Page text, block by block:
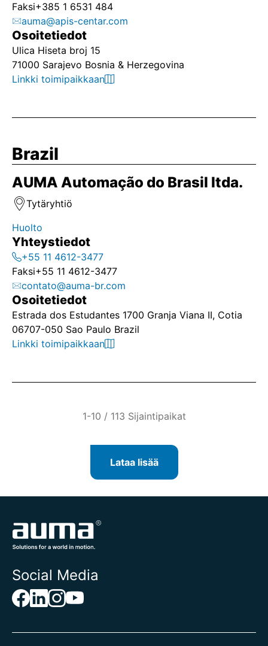
Faksi+385 1 6531 484
auma@apis-centar.com
Osoitetiedot
Ulica Hiseta broj 15
71000 Sarajevo Bosnia & Herzegovina
Linkki toimipaikkaan
Brazil
AUMA Automação do Brasil ltda.
Tytäryhtiö
Huolto
Yhteystiedot
+55 11 4612-3477
Faksi+55 11 4612-3477
contato@auma-br.com
Osoitetiedot
Estrada dos Estudantes 1700 Granja Viana II, Cotia
06707-050 Sao Paulo Brazil
Linkki toimipaikkaan
1-10 / 113 Sijaintipaikat
Lataa lisää
Social Media